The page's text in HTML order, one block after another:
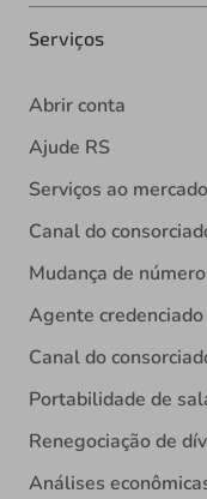
Serviços
Abrir conta
Ajude RS
Serviços ao
Canal do
Mudança de
Agente credenciado
Canal do
Portabilidade de
Renegociação de
Análises